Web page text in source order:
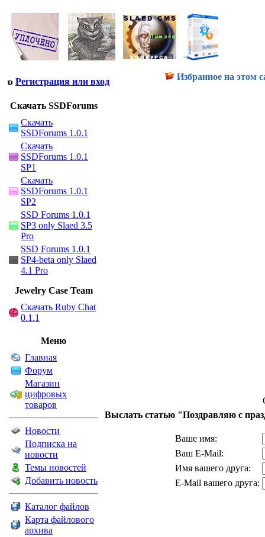
Регистрация или вход Избранное на этом
Скачать SSDForums
Скачать
SSDForums 1.0.1
Скачать
SSDForums 1.0.1
SP1
Скачать
SSDForums 1.0.1
SP2
SSD Forums 1.0.1
SP3 only Slaed 3.5
Pro
SSD Forums 1.0.1
SP4-beta only Slaed
4.1 Pro
Jewelry Сase Team
Скачать Ruby Chat
0.1.1
Меню
Главная
Форум
Магазин
цифровых
товаров
Новости
Подписка на
новости
Темы новостей
Добавить новость
Каталог файлов
Карта файлового
архива
Выслать статью "Поздравляю с
Ваше имя:
Ваш E-Mail:
Имя вашего друга:
E-Mail вашего друга: